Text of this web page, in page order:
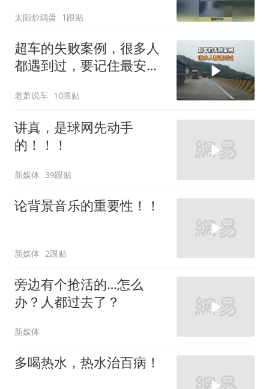
太阳炒鸡蛋 1跟贴
超车的失败案例，很多人
都遇到过，要记住最安全
老萧说车 10跟贴
讲真，是球网先动手
的！！！
新媒体 39跟贴
论背景音乐的重要性！！
新媒体 2跟贴
旁边有个抢活的…怎么
办？人都过去了？
新媒体
多喝热水，热水治百病！